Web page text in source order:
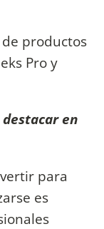
productos
Pro y
en
para
es